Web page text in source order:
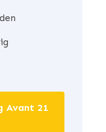
Avant 21